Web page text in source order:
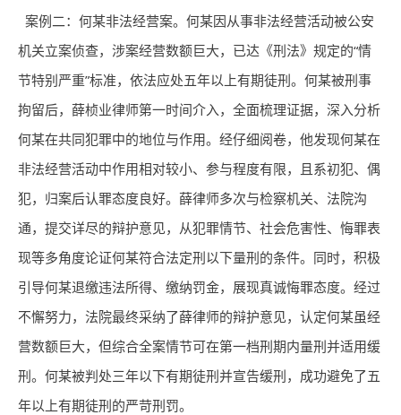
案例二：何某非法经营案。何某因从事非法经营活动被公安
机关立案侦查，涉案经营数额巨大，已达《刑法》规定的“情
节特别严重”标准，依法应处五年以上有期徒刑。何某被刑事
拘留后，薛桢业律师第一时间介入，全面梳理证据，深入分析
何某在共同犯罪中的地位与作用。经仔细阅卷，他发现何某在
非法经营活动中作用相对较小、参与程度有限，且系初犯、偶
犯，归案后认罪态度良好。薛律师多次与检察机关、法院沟
通，提交详尽的辩护意见，从犯罪情节、社会危害性、悔罪表
现等多角度论证何某符合法定刑以下量刑的条件。同时，积极
引导何某退缴违法所得、缴纳罚金，展现真诚悔罪态度。经过
不懈努力，法院最终采纳了薛律师的辩护意见，认定何某虽经
营数额巨大，但综合全案情节可在第一档刑期内量刑并适用缓
刑。何某被判处三年以下有期徒刑并宣告缓刑，成功避免了五
年以上有期徒刑的严苛刑罚。